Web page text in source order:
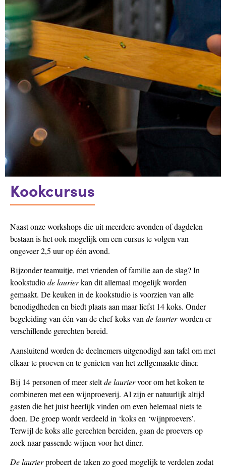
Kookcursus
Naast onze workshops die uit meerdere avonden of dagdelen
bestaan is het ook mogelijk om een cursus te volgen van
ongeveer 2,5 uur op één avond.
Bijzonder teamuitje, met vrienden of familie aan de slag?In
kookstudiode laurierkan dit allemaal mogelijk worden
gemaakt. De keuken in de kookstudio is voorzien van alle
benodigdheden en biedt plaats aan maar liefst 14 koks. Onder
begeleiding van één van de chef-koks vande laurierworden er
verschillende gerechten bereid.
Aansluitend worden de deelnemers uitgenodigd aan tafel om met
elkaar te proeven en te genieten van het zelfgemaakte diner.
Bij 14 personen of meer steltde lauriervoor om het koken te
combineren met een wijnproeverij. Al zijn er natuurlijk altijd
gasten die het juist heerlijk vinden om even helemaal niets te
doen. De groep wordt verdeeld in ‘koks en ‘wijnproevers’.
Terwijl de koks alle gerechten bereiden, gaan de proevers op
zoek naar passende wijnen voor het diner.
De laurierprobeert de taken zo goed mogelijk te verdelen zodat